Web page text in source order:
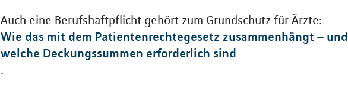
Auch eine Berufshaftpflicht gehört zum Grundschutz für Ärzte:
Wie das mit dem Patientenrechtegesetz zusammenhängt – und
welche Deckungssummen erforderlich sind
.